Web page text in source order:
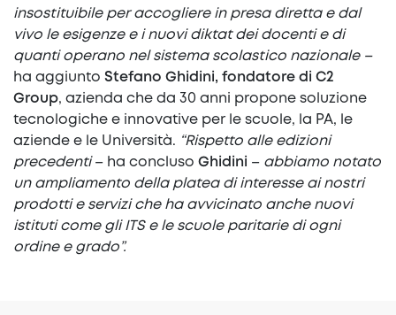
insostituibile per accogliere in presa diretta e dal
vivo le esigenze e i nuovi diktat dei docenti e di
quanti operano nel sistema scolastico nazionale –
ha aggiunto Stefano Ghidini, fondatore di C2
Group, azienda che da 30 anni propone soluzione
tecnologiche e innovative per le scuole, la PA, le
aziende e le Università. “Rispetto alle edizioni
precedenti – ha concluso Ghidini – abbiamo notato
un ampliamento della platea di interesse ai nostri
prodotti e servizi che ha avvicinato anche nuovi
istituti come gli ITS e le scuole paritarie di ogni
ordine e grado”.